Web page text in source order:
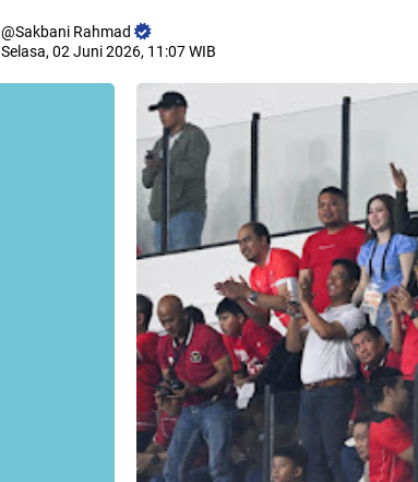
Sakbani Rahmad
Selasa, 02 Juni 2026, 11:07 WIB